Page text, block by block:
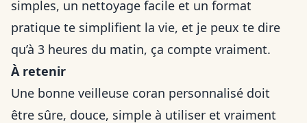
simples, un nettoyage facile et un format
pratique te simplifient la vie, et je peux te dire
qu’à 3 heures du matin, ça compte vraiment.
À retenir
Une bonne veilleuse coran personnalisé doit
être sûre, douce, simple à utiliser et vraiment